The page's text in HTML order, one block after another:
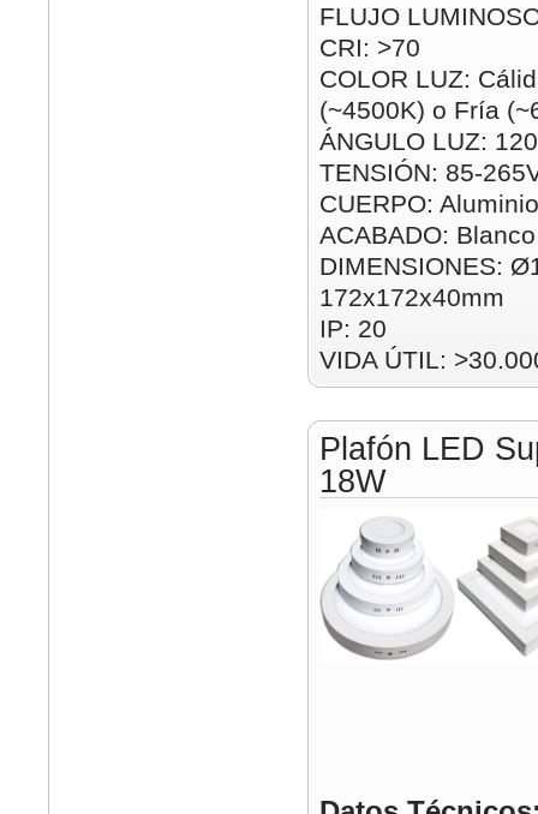
FLUJO
CRI: >70
COLOR LUZ:
(~4500K) o Fría
ÁNGULO LUZ:
TENSIÓN: 85-
CUERPO: Aluminio
ACABADO: Blanco
DIMENSIONES:
172x172x40mm
IP: 20
VIDA ÚTIL:
Plafón LED
18W